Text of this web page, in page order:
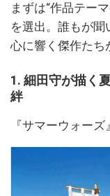
まずは“作品テー
を選出。誰もが聞
心に響く傑作たち
1. 細田守が描く
絆
『サマーウォーズ』